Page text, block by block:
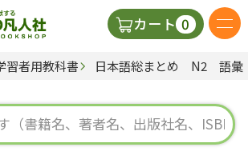
カート 0
日本語の教科書
視聴覚・補助教材
習者用教科書 日本語総まとめ N2 語